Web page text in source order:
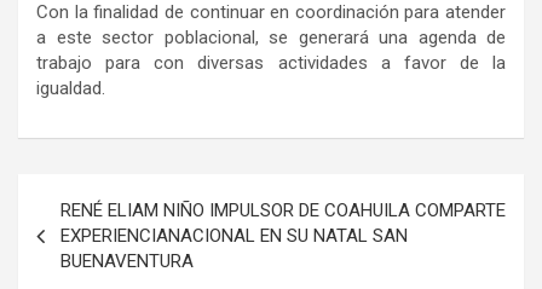
Con la finalidad de continuar en coordinación para atender
a este sector poblacional, se generará una agenda de
trabajo para con diversas actividades a favor de la
igualdad.
Navegación
de
entradas
RENÉ ELIAM NIÑO IMPULSOR DE COAHUILA COMPARTE
EXPERIENCIANACIONAL EN SU NATAL SAN
BUENAVENTURA